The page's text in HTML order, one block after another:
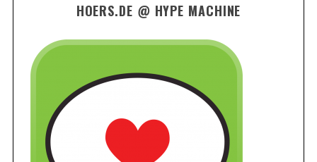
HOERS.DE @ HYPE MACHINE